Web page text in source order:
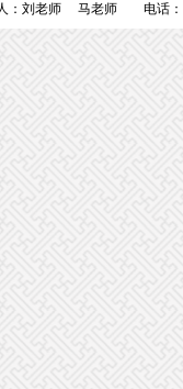
：刘老师 马老师 电话